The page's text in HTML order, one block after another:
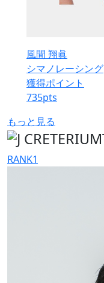
風間 翔眞
シマノレーシング
獲得ポイント
735pts
もっと見る
RANK1